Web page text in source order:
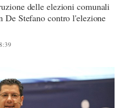
delle elezioni comunali
Stefano contro l'elezione